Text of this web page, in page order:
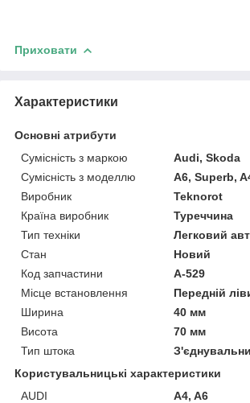
Приховати
Характеристики
Основні атрибути
Сумісність з маркою
Audi, Skoda
Сумісність з моделлю
A6, Superb,
Виробник
Teknorot
Країна виробник
Туреччина
Тип техніки
Легковий
Стан
Новий
Код запчастини
A-529
Місце встановлення
Передній
Ширина
40 мм
Висота
70 мм
Тип штока
Користувальницькі характеристики
AUDI
A4, A6